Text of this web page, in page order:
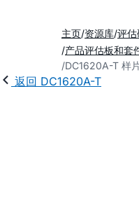
主页 资源库 评
产品评估板和套
DC1620A-T 样
返回 DC1620A-T